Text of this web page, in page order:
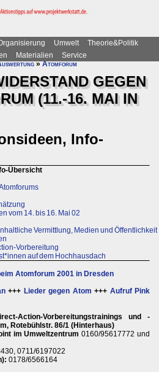
Umwelt
Theorie&Politik
Materialien
Service
»Atomforum
GEGEN
(11.-16. MAI IN
Info-
Übersicht
vom 14. bis 16. Mai 02
Vermittlung, Medien und Öffentlichkeit
Vorbereitung
auf dem Hochhausdach
Atomforum 2001 in Dresden
+++ Lieder gegen Atom +++ Aufruf Pink
Action-Vorbereitungstrainings und -
Rotebühlstr. 86/1 (Hinterhaus)
im Umweltzentrum 0160/95617772 und
0711/6197022
0178/6566164